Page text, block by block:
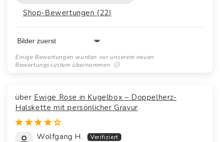
Shop-Bewertungen (22)
Sort by
Ewige Rose in Kugelbox – Doppelherz-
Halskette mit persönlicher Gravur
Wolfgang H.